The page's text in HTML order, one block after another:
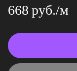
668 руб./м